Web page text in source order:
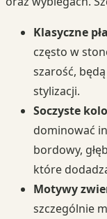
Klasyczne
często w
szarość,
stylizacji.
Soczyste
dominować
bordowy,
które
Motywy
szczególnie